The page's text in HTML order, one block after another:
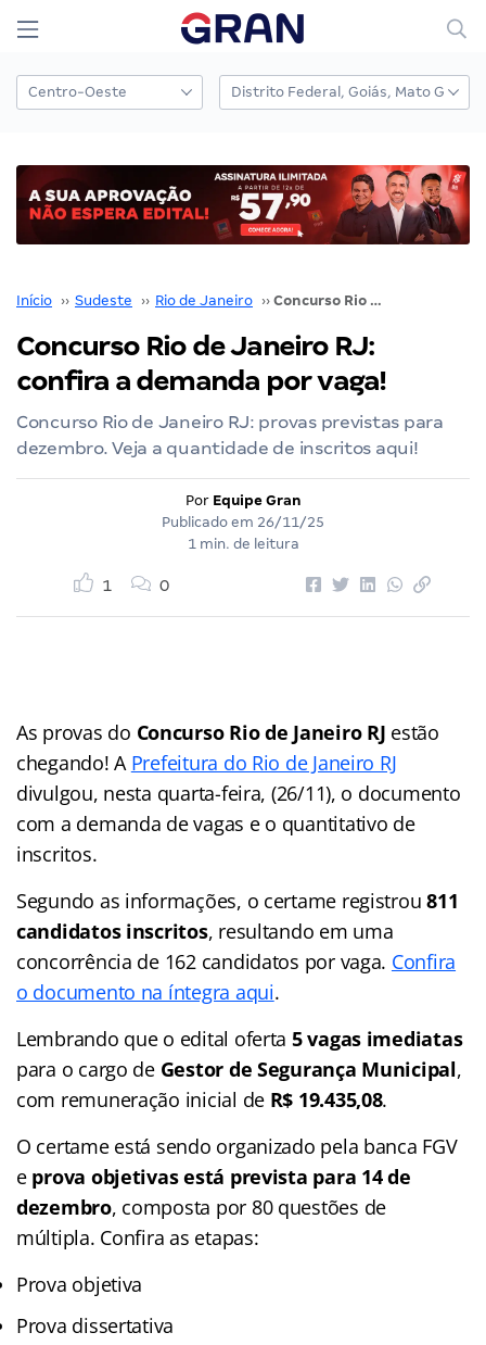
Início ›› Sudeste ›› Rio de Janeiro ›› Concurso Rio de Janeiro RJ: confira a demanda por vaga!
Concurso Rio de Janeiro RJ:
confira a demanda por vaga!
Concurso Rio de Janeiro RJ: provas previstas para
dezembro. Veja a quantidade de inscritos aqui!
Por Equipe Gran
Publicado em 26/11/25
1 min. de leitura
1 0
As provas do Concurso Rio de Janeiro RJ estão
chegando! A Prefeitura do Rio de Janeiro RJ
divulgou, nesta quarta-feira, (26/11), o documento
com a demanda de vagas e o quantitativo de
inscritos.
Segundo as informações, o certame registrou811
candidatos inscritos, resultando em uma
concorrência de 162 candidatos por vaga. Confira
o documento na íntegra aqui.
Lembrando que o edital oferta 5 vagas imediatas
para o cargo de Gestor de Segurança Municipal,
com remuneração inicial de R$ 19.435,08.
O certame está sendo organizado pela banca FGV
e prova objetivas está prevista para 14 de
dezembro, composta por 80 questões de
múltipla. Confira as etapas:
Prova objetiva
Prova dissertativa